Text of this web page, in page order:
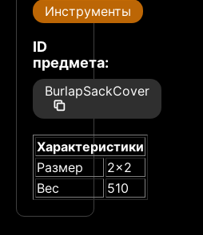
Инструменты
ID
предмета:
BurlapSackCover
Характеристики
Размер
2x2
Вес
510